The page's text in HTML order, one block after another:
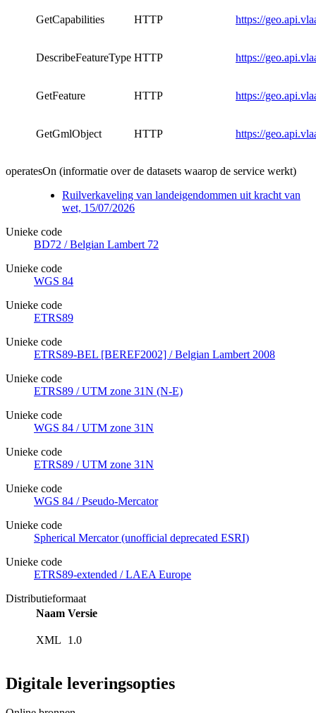
GetCapabilities HTTP https://
DescribeFeatureType HTTP https://
GetFeature HTTP https://
GetGmlObject HTTP https://
operatesOn (informatie over de datasets waarop de service werkt)
Ruilverkaveling van landeigendommen uit kracht van
wet, 15/07/2026
Unieke code
BD72 / Belgian Lambert 72
Unieke code
WGS 84
Unieke code
ETRS89
Unieke code
ETRS89-BEL [BEREF2002] / Belgian Lambert 2008
Unieke code
ETRS89 / UTM zone 31N (N-E)
Unieke code
WGS 84 / UTM zone 31N
Unieke code
ETRS89 / UTM zone 31N
Unieke code
WGS 84 / Pseudo-Mercator
Unieke code
Spherical Mercator (unofficial deprecated ESRI)
Unieke code
ETRS89-extended / LAEA Europe
Distributieformaat
Naam Versie
XML 1.0
Digitale leveringsopties